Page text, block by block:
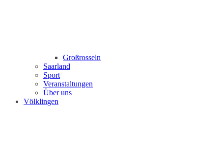
Großrosseln
Saarland
Sport
Veranstaltungen
Über uns
Völklingen